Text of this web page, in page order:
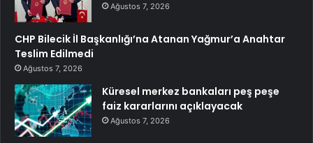
Ağustos 7, 2026
CHP Bilecik İl Başkanlığı’na Atanan Yağmur’a Anahtar
Teslim Edilmedi
Ağustos 7, 2026
Küresel merkez bankaları peş peşe
faiz kararlarını açıklayacak
Ağustos 7, 2026